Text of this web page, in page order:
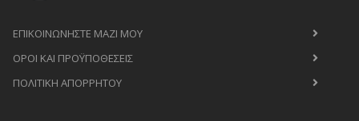
ΕΠΙΚΟΙΝΩΝΉΣΤΕ ΜΑΖΊ ΜΟΥ
ΟΡΟΙ ΚΑΙ ΠΡΟΫΠΟΘΈΣΕΙΣ
ΠΟΛΙΤΙΚΉ ΑΠΟΡΡΉΤΟΥ